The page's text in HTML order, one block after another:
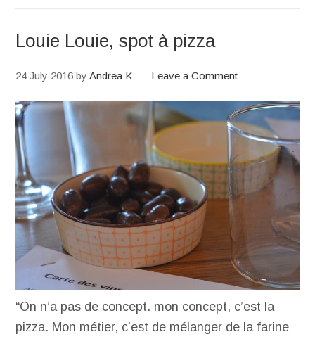
Louie Louie, spot à pizza
24 July 2016 byAndrea K Leave a Comment
“On n’a pas de concept. mon concept, c’est la
pizza. Mon métier, c’est de mélanger de la farine